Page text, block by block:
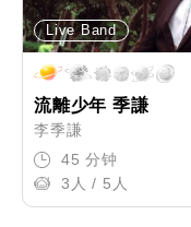
Live Band
流離少年 季謙
李季謙
45 分钟
3人 / 5人